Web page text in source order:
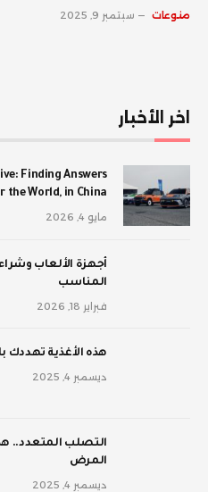
منوعات سبتمبر 9, 2025
اخر الأخبار
Finding Answers
the World, in China
مايو 4, 2026
أجهزة الألعاب
المناسب
فبراير 18, 2026
‫هذه الأغذية تهددك
ديسمبر 4, 2025
‫التصلب المتعدد..
المرض
ديسمبر 4, 2025